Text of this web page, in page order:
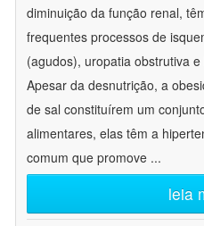
diminuição da função renal,
frequentes processos de
(agudos), uropatia obstrutiva
Apesar da desnutrição, a
de sal constituírem um
alimentares, elas têm a
comum que promove ...
leia